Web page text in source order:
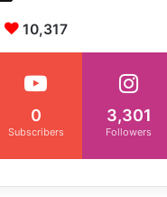
10,317
0
Subscribers
3,301
Followers